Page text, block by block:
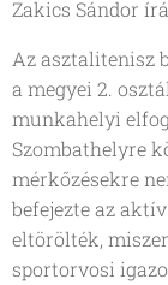
Zakics Sándor
Az asztalitenisz
a megyei 2.
munkahelyi
Szombathelyre
mérkőzésekre
befejezte az
eltörölték,
sportorvosi